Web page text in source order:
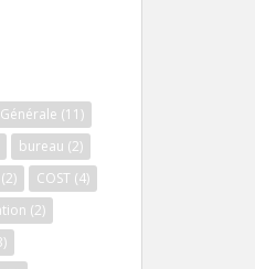
(11)
bureau (2)
(2) COST (4)
(2)